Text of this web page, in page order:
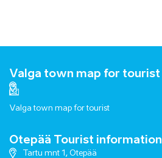
Valga town map for tourist
Valga town map for tourist
Otepää Tourist information
Tartu mnt 1, Otepää